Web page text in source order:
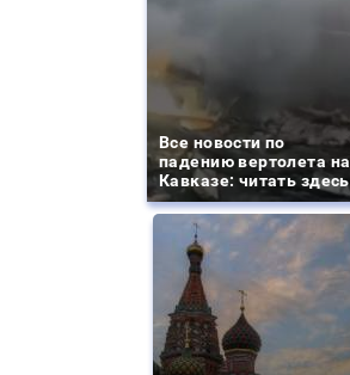
Все новости по
падению вертолета на
Кавказе: читать здесь